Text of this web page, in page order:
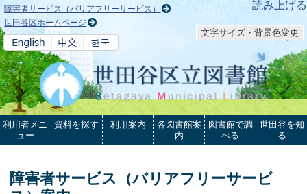
本文へ 読み上げる
障害者サービス（バリアフリーサービス）
世田谷区ホームページ
文字サイズ・背景色変更
利用者メニ
ュー
資料を探す 利用案内
各図書館案
内
図書館で調
べる
世田谷を知
る
障害者サービス（バリアフリーサービ